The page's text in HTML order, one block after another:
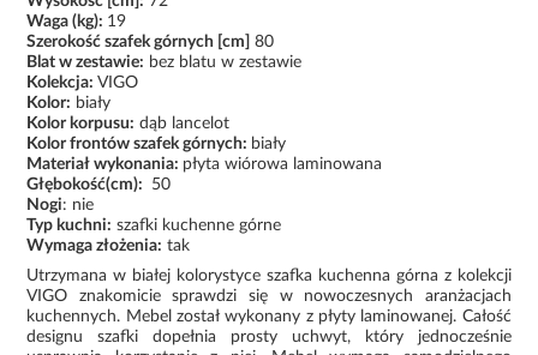
Waga (kg): 19
Szerokość szafek górnych [cm] 80
Blat w zestawie: bez blatu w zestawie
Kolekcja: VIGO
Kolor: biały
Kolor korpusu: dąb lancelot
Kolor frontów szafek górnych: biały
Materiał wykonania: płyta wiórowa laminowana
Głębokość(cm):
50
Nogi: nie
Typ kuchni: szafki kuchenne górne
Wymaga złożenia: tak
Utrzymana w białej kolorystyce szafka kuchenna górna z kolekcji
VIGO znakomicie sprawdzi się w nowoczesnych aranżacjach
kuchennych. Mebel został wykonany z płyty laminowanej. Całość
designu szafki dopełnia prosty uchwyt, który jednocześnie